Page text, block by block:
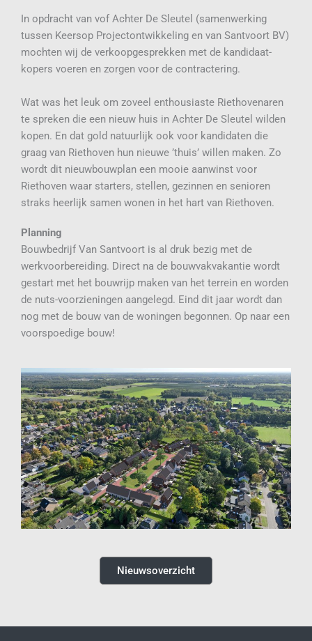
In opdracht van vof Achter De Sleutel (samenwerking
tussen Keersop Projectontwikkeling en van Santvoort BV)
mochten wij de verkoopgesprekken met de kandidaat-
kopers voeren en zorgen voor de contractering.
Wat was het leuk om zoveel enthousiaste Riethovenaren
te spreken die een nieuw huis in Achter De Sleutel wilden
kopen. En dat gold natuurlijk ook voor kandidaten die
graag van Riethoven hun nieuwe ’thuis’ willen maken. Zo
wordt dit nieuwbouwplan een mooie aanwinst voor
Riethoven waar starters, stellen, gezinnen en senioren
straks heerlijk samen wonen in het hart van Riethoven.
Planning
Bouwbedrijf Van Santvoort is al druk bezig met de
werkvoorbereiding. Direct na de bouwvakvakantie wordt
gestart met het bouwrijp maken van het terrein en worden
de nuts-voorzieningen aangelegd. Eind dit jaar wordt dan
nog met de bouw van de woningen begonnen. Op naar een
voorspoedige bouw!
Nieuwsoverzicht